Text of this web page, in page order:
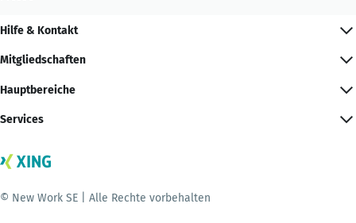
Hilfe & Kontakt
Mitgliedschaften
Hauptbereiche
Services
© New Work SE | Alle Rechte vorbehalten